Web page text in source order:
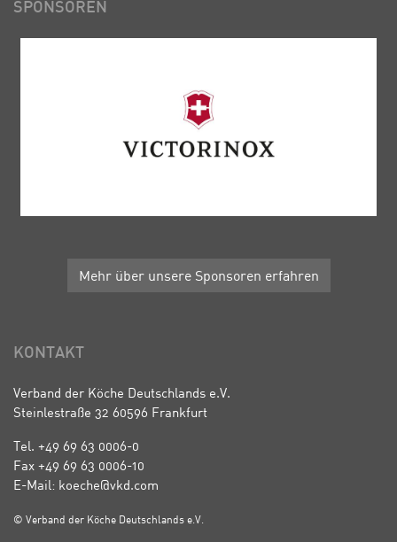
SPONSOREN
Mehr über unsere Sponsoren erfahren
KONTAKT
Verband der Köche Deutschlands e.V.
Steinlestraße 32 60596 Frankfurt
Tel. +49 69 63 0006-0
Fax +49 69 63 0006-10
E-Mail: koeche@vkd.com
© Verband der Köche Deutschlands e.V.